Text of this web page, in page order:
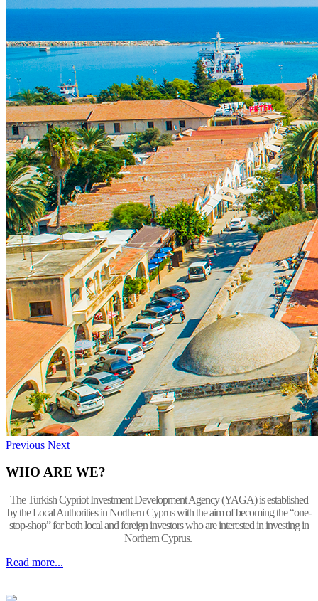
Previous Next
WHO ARE WE?
The Turkish Cypriot Investment Development Agency (YAGA) is established
by the Local Authorities in Northern Cyprus with the aim of becoming the “one-
stop-shop” for both local and foreign investors who are interested in investing in
Northern Cyprus.
Read more...